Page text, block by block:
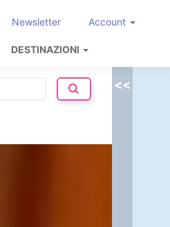
Newsletter Account
DESTINAZIONI
<<